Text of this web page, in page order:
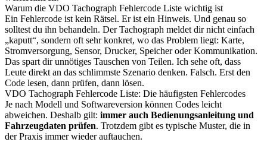
Warum die VDO Tachograph Fehlercode Liste wichtig ist
Ein Fehlercode ist kein Rätsel. Er ist ein Hinweis. Und genau so
solltest du ihn behandeln. Der Tachograph meldet dir nicht einfach
„kaputt“, sondern oft sehr konkret, wo das Problem liegt: Karte,
Stromversorgung, Sensor, Drucker, Speicher oder Kommunikation.
Das spart dir unnötiges Tauschen von Teilen. Ich sehe oft, dass
Leute direkt an das schlimmste Szenario denken. Falsch. Erst den
Code lesen, dann prüfen, dann lösen.
VDO Tachograph Fehlercode Liste: Die häufigsten Fehlercodes
Je nach Modell und Softwareversion können Codes leicht
abweichen. Deshalb gilt: immer auch Bedienungsanleitung und
Fahrzeugdaten prüfen. Trotzdem gibt es typische Muster, die in
der Praxis immer wieder auftauchen.